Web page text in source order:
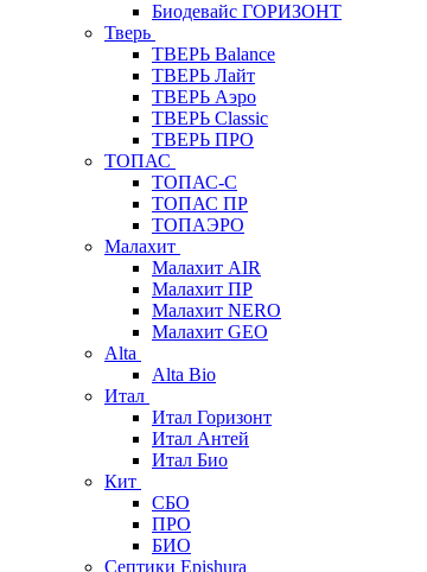
Биодевайс ГОРИЗОНТ
Тверь
ТВЕРЬ Balance
ТВЕРЬ Лайт
ТВЕРЬ Аэро
ТВЕРЬ Classic
ТВЕРЬ ПРО
ТОПАС
ТОПАС-С
ТОПАС ПР
ТОПАЭРО
Малахит
Малахит AIR
Малахит ПР
Малахит NERO
Малахит GEO
Alta
Alta Bio
Итал
Итал Горизонт
Итал Антей
Итал Био
Кит
СБО
ПРО
БИО
Септики Epishura